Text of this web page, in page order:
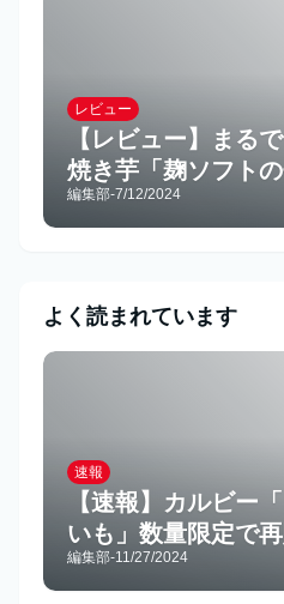
レビュー
【レビュー】まる
焼き芋「麹ソフト
編集部-7/12/2024
よく読まれています
速報
【速報】カルビー
いも」数量限定で
編集部-11/27/2024